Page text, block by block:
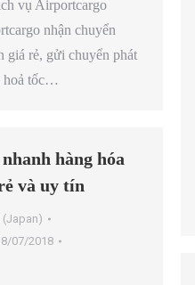
vụ Airportcargo
nhận chuyển
giá rẻ, gửi chuyển phát
hoả tốc…
hàng hóa
và uy tín
(Japan)
07/2018